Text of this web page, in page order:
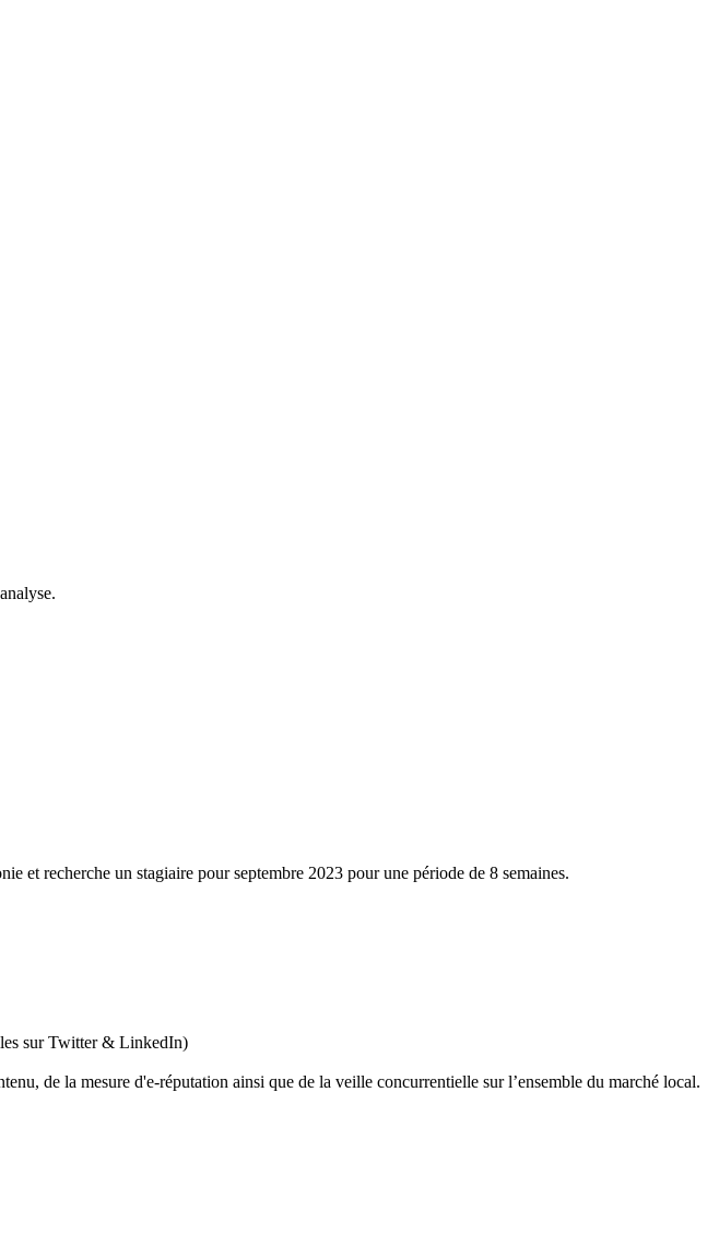
et recherche un stagiaire pour septembre 2023 pour une période de 8 semaines.
sur Twitter & LinkedIn)
de la mesure d'e-réputation ainsi que de la veille concurrentielle sur l’ensemble du marché local.